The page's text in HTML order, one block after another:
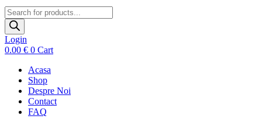
Products
search
Login
0.00 € 0 Cart
Acasa
Shop
Despre Noi
Contact
FAQ